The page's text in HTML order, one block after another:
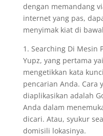
dengan memandang
internet yang pas,
menyimak kiat di
1. Searching Di Mesin
Yupz, yang pertama
mengetikkan kata
pencarian Anda. Cara
diaplikasikan adalah
Anda dalam
dicari. Atau, syukur
domisili lokasinya.